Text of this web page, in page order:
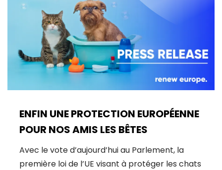
ENFIN UNE PROTECTION EUROPÉENNE
POUR NOS AMIS LES BÊTES
Avec le vote d’aujourd’hui au Parlement, la
première loi de l’UE visant à protéger les chats